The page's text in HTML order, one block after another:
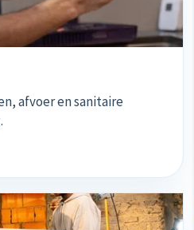
afvoer en sanitaire